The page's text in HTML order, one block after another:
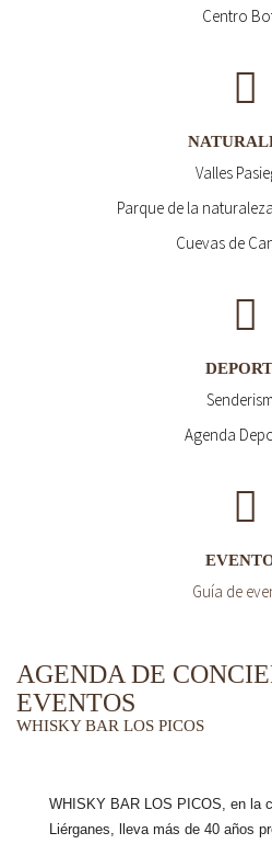
Centro
Valles
Parque de la
Cuevas de
Agenda
Guía de
AGENDA DE
EVENTOS
WHISKY BAR LOS PICOS
WHISKY BAR LOS PICOS, en la
Liérganes, lleva más de 40 años